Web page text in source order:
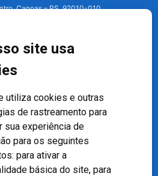
site usa
utiliza cookies e outras
de rastreamento para
sua experiência de
para os seguintes
para ativar a
básica do site, para
Canoas – RS, 92010-010
- 3º andar - Teresópolis, Porto Alegre -